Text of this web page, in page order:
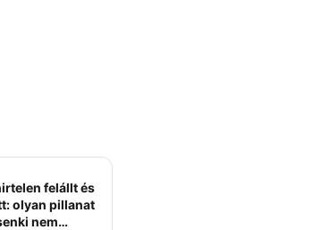
felállt és
olyan pillanat
nem